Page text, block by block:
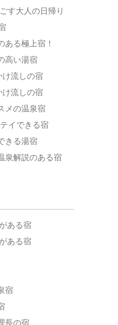
す大人の日帰り
ある極上宿！
高い湯宿
流しの宿
流しの宿
メの温泉宿
イできる宿
きる湯宿
泉解説のある宿
ある宿
ある宿
宿
長の宿